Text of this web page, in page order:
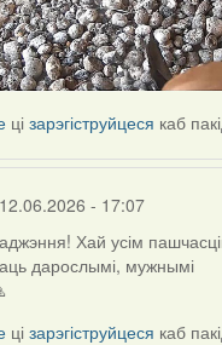
цізарэгіструйцеся каб
- 17:07
Хай усім
дарослымі, мужнымі
цізарэгіструйцеся каб